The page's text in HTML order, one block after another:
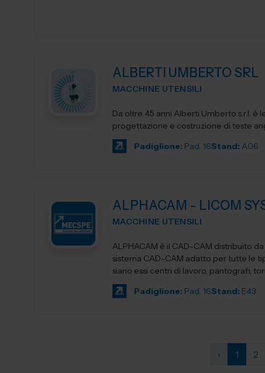
ALBERTI UMBERTO SRL
MACCHINE UTENSILI
Da oltre 45 anni Alberti Umberto s.r.l. è
progettazione e costruzione di teste
Padiglione: Pad. 16Stand: A06
ALPHACAM - LICOM
MACCHINE UTENSILI
ALPHACAM è il CAD-CAM distribuito da Licom Systems . E' un
sistema CAD-CAM adatto per tutte le
siano essi centri di lavoro, pantografi,
Padiglione: Pad. 16Stand: E43
‹ 1 2